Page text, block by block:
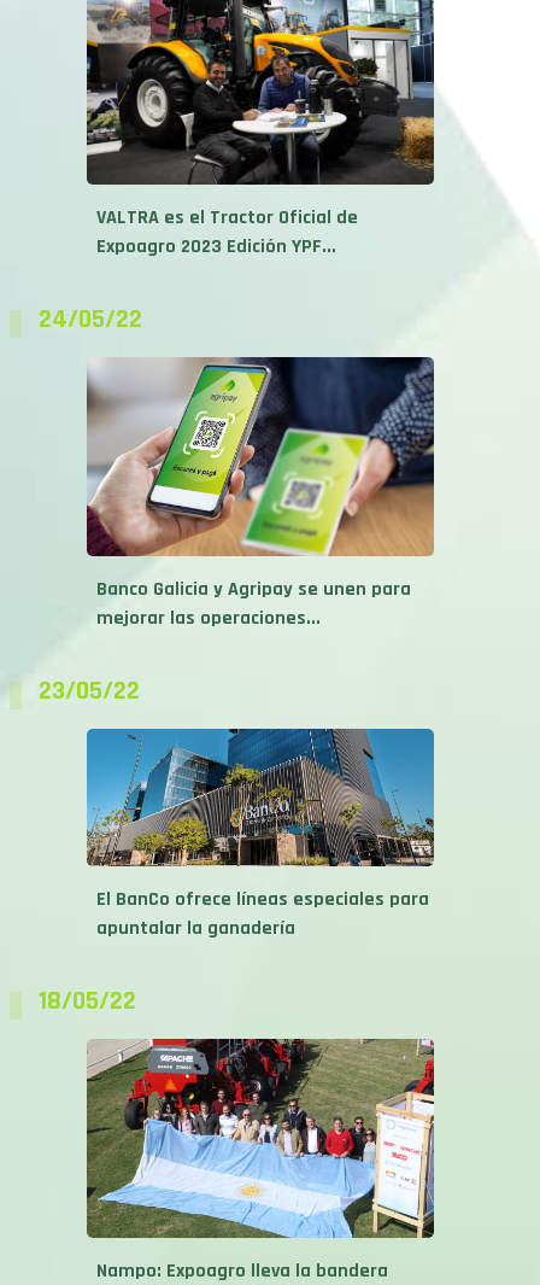
VALTRA es el Tractor Oficial de
Expoagro 2023 Edición YPF...
24/05/22
Banco Galicia y Agripay se unen para
mejorar las operaciones...
23/05/22
El BanCo ofrece líneas especiales para
apuntalar la ganadería
18/05/22
Nampo: Expoagro lleva la bandera